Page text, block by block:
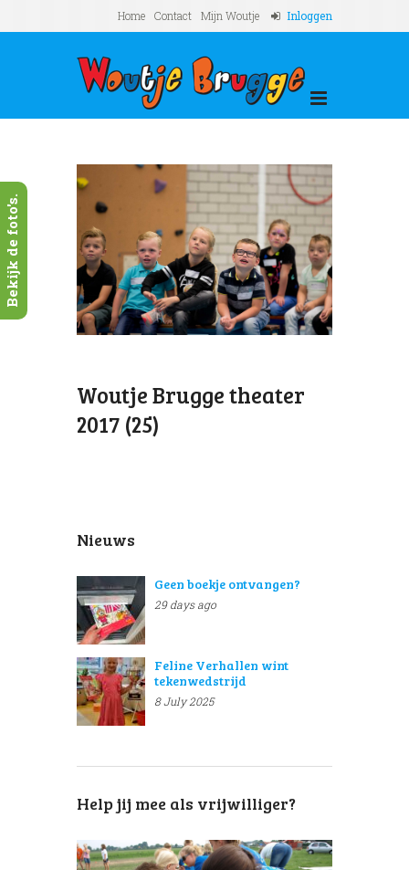
Home Contact Mijn Woutje Inloggen
Woutje Brugge theater
2017 (25)
Nieuws
Geen boekje ontvangen?
29 days ago
Feline Verhallen wint
tekenwedstrijd
8 July 2025
Help jij mee als vrijwilliger?
Bekijk de foto's.